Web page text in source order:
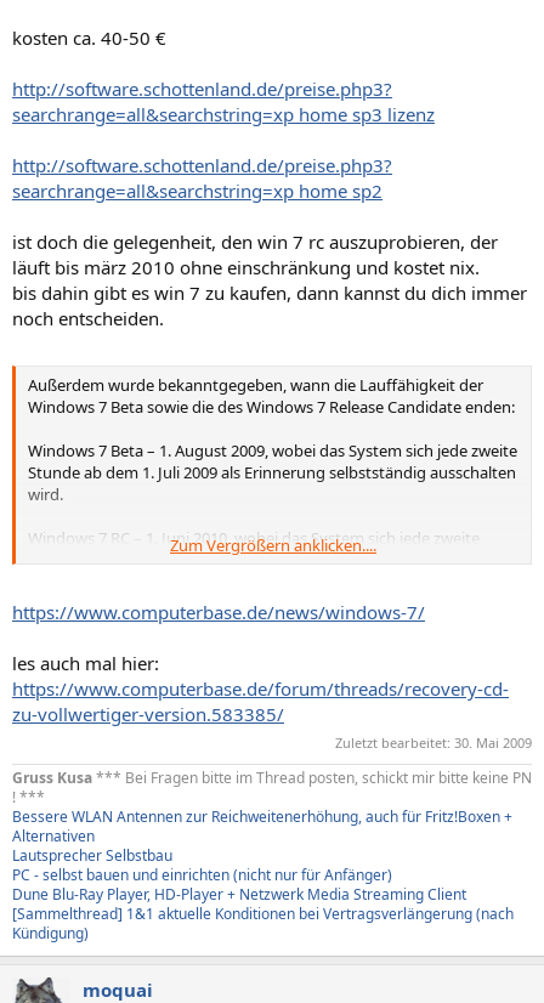
kosten ca. 40-50 €
http://software.schottenland.de/preise.php3?
searchrange=all&searchstring=xp home sp3 lizenz
http://software.schottenland.de/preise.php3?
searchrange=all&searchstring=xp home sp2
ist doch die gelegenheit, den win 7 rc auszuprobieren, der
läuft bis märz 2010 ohne einschränkung und kostet nix.
bis dahin gibt es win 7 zu kaufen, dann kannst du dich immer
noch entscheiden.
Außerdem wurde bekanntgegeben, wann die Lauffähigkeit der
Windows 7 Beta sowie die des Windows 7 Release Candidate enden:
Windows 7 Beta – 1. August 2009, wobei das System sich jede zweite
Stunde ab dem 1. Juli 2009 als Erinnerung selbstständig ausschalten
wird.
Windows 7 RC – 1. Juni 2010, wobei das System sich jede zweite
Stunde ab dem 1. März 2010 als Erinnerung selbstständig
Zum Vergrößern anklicken....
https://www.computerbase.de/news/windows-7/
les auch mal hier:
https://www.computerbase.de/forum/threads/recovery-cd-
zu-vollwertiger-version.583385/
Zuletzt bearbeitet: 30. Mai 2009
Gruss Kusa*** Bei Fragen bitte im Thread posten, schickt mir bitte keine PN
! ***
Bessere WLAN Antennen zur Reichweitenerhöhung, auch für Fritz!Boxen +
Alternativen
Lautsprecher Selbstbau
PC - selbst bauen und einrichten (nicht nur für Anfänger)
Dune Blu-Ray Player, HD-Player + Netzwerk Media Streaming Client
[Sammelthread] 1&1 aktuelle Konditionen bei Vertragsverlängerung (nach
Kündigung)
moquai